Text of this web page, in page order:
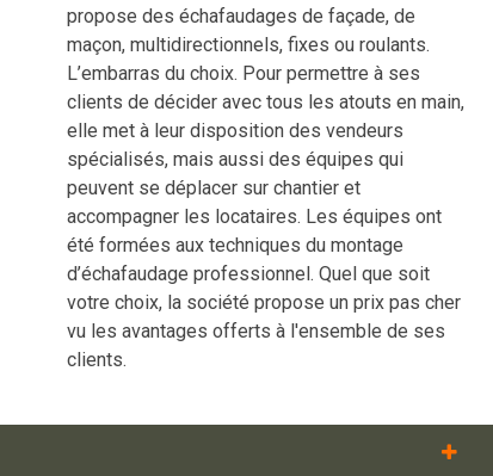
propose des échafaudages de façade, de
maçon, multidirectionnels, fixes ou roulants.
L’embarras du choix. Pour permettre à ses
clients de décider avec tous les atouts en main,
elle met à leur disposition des vendeurs
spécialisés, mais aussi des équipes qui
peuvent se déplacer sur chantier et
accompagner les locataires. Les équipes ont
été formées aux techniques du montage
d’échafaudage professionnel. Quel que soit
votre choix, la société propose un prix pas cher
vu les avantages offerts à l'ensemble de ses
clients.